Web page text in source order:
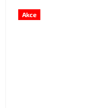
Akce